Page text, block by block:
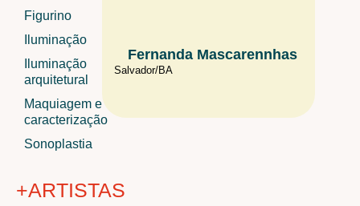
Figurino
Iluminação
Iluminação
arquitetural
Maquiagem e
caracterização
Sonoplastia
+ARTISTAS
Fernanda Mascarennhas
Salvador/BA